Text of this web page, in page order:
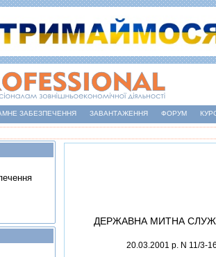
ЗАБЕЗПЕЧЕННЯ ЗАВАНТАЖЕННЯ ФОРУМ
ДЕРЖАВНА МИТНА
20.03.2001 р. N 11/3-